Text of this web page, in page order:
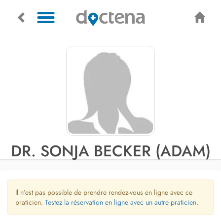
DR. SONJA BECKER (ADAM)
Il n’est pas possible de prendre rendez-vous en ligne avec ce
praticien. Testez la réservation en ligne avec un autre praticien.